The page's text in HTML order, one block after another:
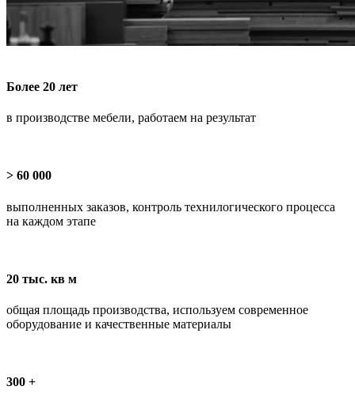
Более 20 лет
в производстве мебели, работаем на результат
> 60 000
выполненных заказов, контроль технилогического процесса
на каждом этапе
20 тыс. кв м
общая площадь производства, используем современное
оборудование и качественные материалы
300 +